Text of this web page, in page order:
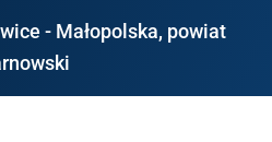
- Małopolska, powiat